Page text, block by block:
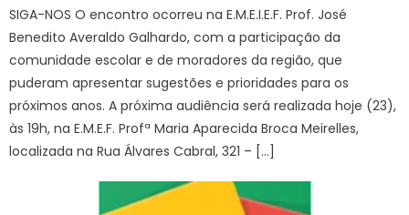
SIGA-NOS O encontro ocorreu na E.M.E.I.E.F. Prof. José
Benedito Averaldo Galhardo, com a participação da
comunidade escolar e de moradores da região, que
puderam apresentar sugestões e prioridades para os
próximos anos. A próxima audiência será realizada hoje (23),
às 19h, na E.M.E.F. Profª Maria Aparecida Broca Meirelles,
localizada na Rua Álvares Cabral, 321 – […]